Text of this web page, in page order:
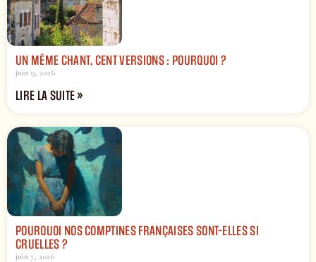
UN MÊME CHANT, CENT VERSIONS : POURQUOI ?
juin 9, 2026
LIRE LA SUITE »
POURQUOI NOS COMPTINES FRANÇAISES SONT-ELLES SI
CRUELLES ?
juin 7, 2026